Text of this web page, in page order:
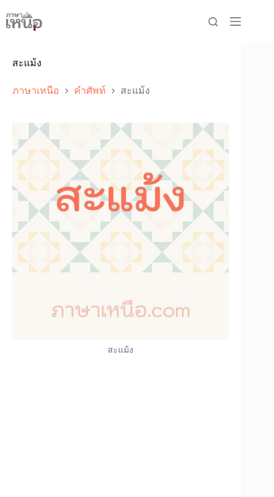
to
content
สะแม้ง
ภาษาเหนือ คำศัพท์ สะแม้ง
สะแม้ง